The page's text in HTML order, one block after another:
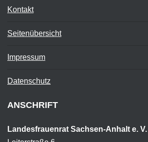
Kontakt
Seitenübersicht
Impressum
Datenschutz
ANSCHRIFT
Landesfrauenrat Sachsen-Anhalt e. V.